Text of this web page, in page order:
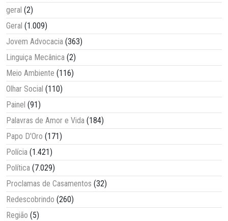
geral (2)
Geral (1.009)
Jovem Advocacia (363)
Linguiça Mecânica (2)
Meio Ambiente (116)
Olhar Social (110)
Painel (91)
Palavras de Amor e Vida (184)
Papo D'Oro (171)
Polícia (1.421)
Política (7.029)
Proclamas de Casamentos (32)
Redescobrindo (260)
Região (5)